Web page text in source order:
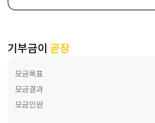
기부금이 곧장
모금목표
모금결과
모금인원